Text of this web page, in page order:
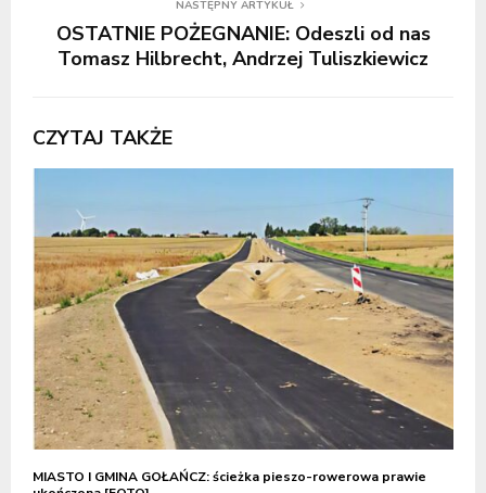
NASTĘPNY ARTYKUŁ
OSTATNIE POŻEGNANIE: Odeszli od nas
Tomasz Hilbrecht, Andrzej Tuliszkiewicz
CZYTAJ TAKŻE
MIASTO I GMINA GOŁAŃCZ: ścieżka pieszo-rowerowa prawie